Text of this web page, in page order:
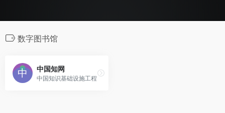
数字图书馆
中国知网
中国知识基础设施工程